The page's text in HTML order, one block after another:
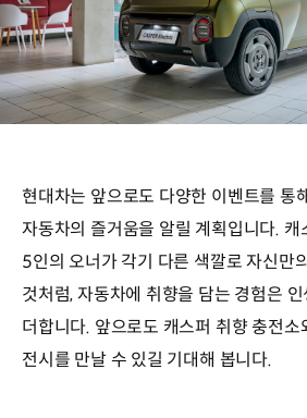
현대차는 앞으로도 다양한 이벤트를 통
자동차의 즐거움을 알릴 계획입니다. 캐
5인의 오너가 각기 다른 색깔로 자신만
것처럼, 자동차에 취향을 담는 경험은
더합니다. 앞으로도 캐스퍼 취향 충전소
전시를 만날 수 있길 기대해 봅니다.